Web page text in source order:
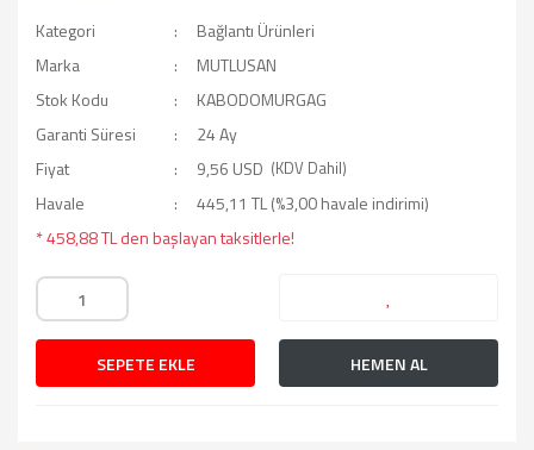
Kategori
Bağlantı Ürünleri
Marka
MUTLUSAN
Stok Kodu
KABODOMURGAG
Garanti Süresi
24 Ay
Fiyat
9,56 USD (KDV Dahil)
Havale
445,11 TL (%3,00 havale indirimi)
* 458,88 TL den başlayan taksitlerle!
SEPETE EKLE HEMEN AL